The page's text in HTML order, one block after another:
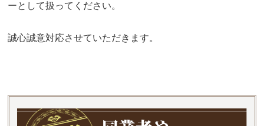
ーとして扱ってください。
誠心誠意対応させていただきます。